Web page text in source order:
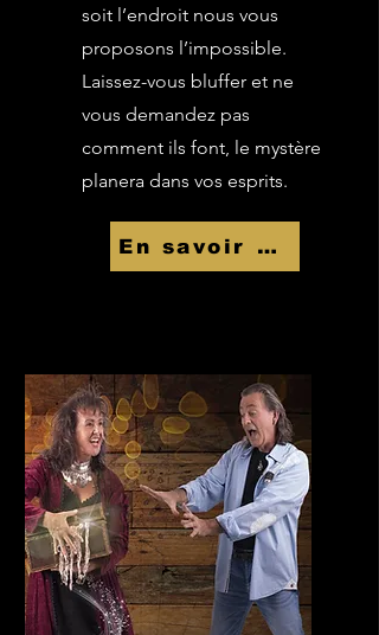
soit l’endroit nous vous
proposons l’impossible.
Laissez-vous bluffer et ne
vous demandez pas
comment ils font, le mystère
planera dans vos esprits.
En savoir Plus